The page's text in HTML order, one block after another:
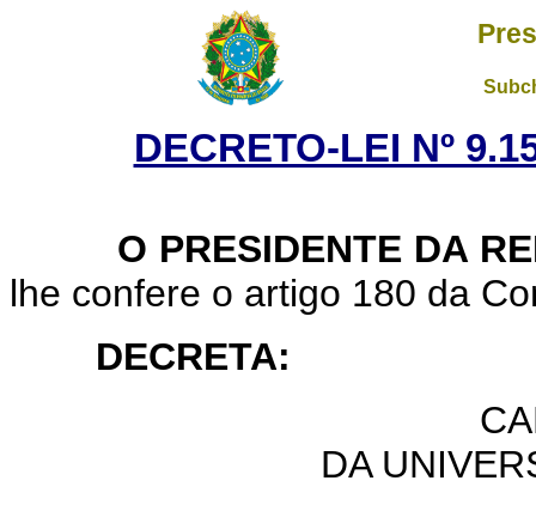
DECRETO-LEI Nº
O PRESIDENTE DA
lhe confere o artigo 180 da
DECRETA:
DA